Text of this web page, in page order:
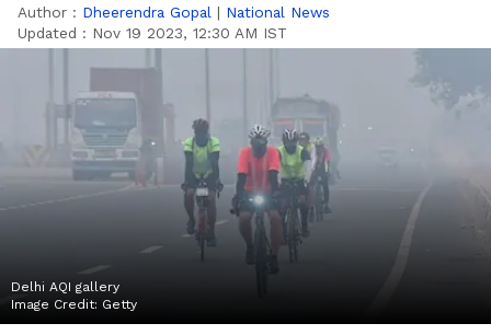
Author : Dheerendra Gopal | National News
Updated : Nov 19 2023, 12:30 AM IST
Delhi AQI gallery
Image Credit: Getty